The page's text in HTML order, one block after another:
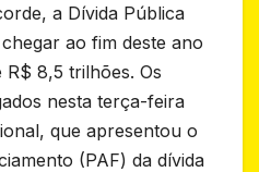
a Dívida Pública
ao fim deste ano
8,5 trilhões. Os
nesta terça-feira
que apresentou o
(PAF) da dívida